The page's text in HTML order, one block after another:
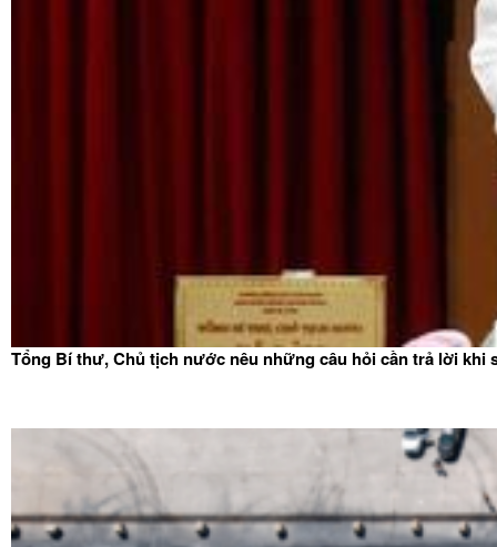
Tổng Bí thư, Chủ tịch nước nêu những câu hỏi cần trả lời khi